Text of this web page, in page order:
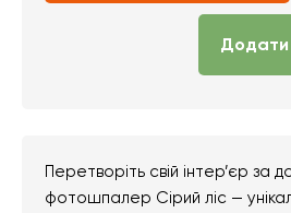
Додати
Перетворіть свій інтер’єр за
фотошпалер Сірий ліс —